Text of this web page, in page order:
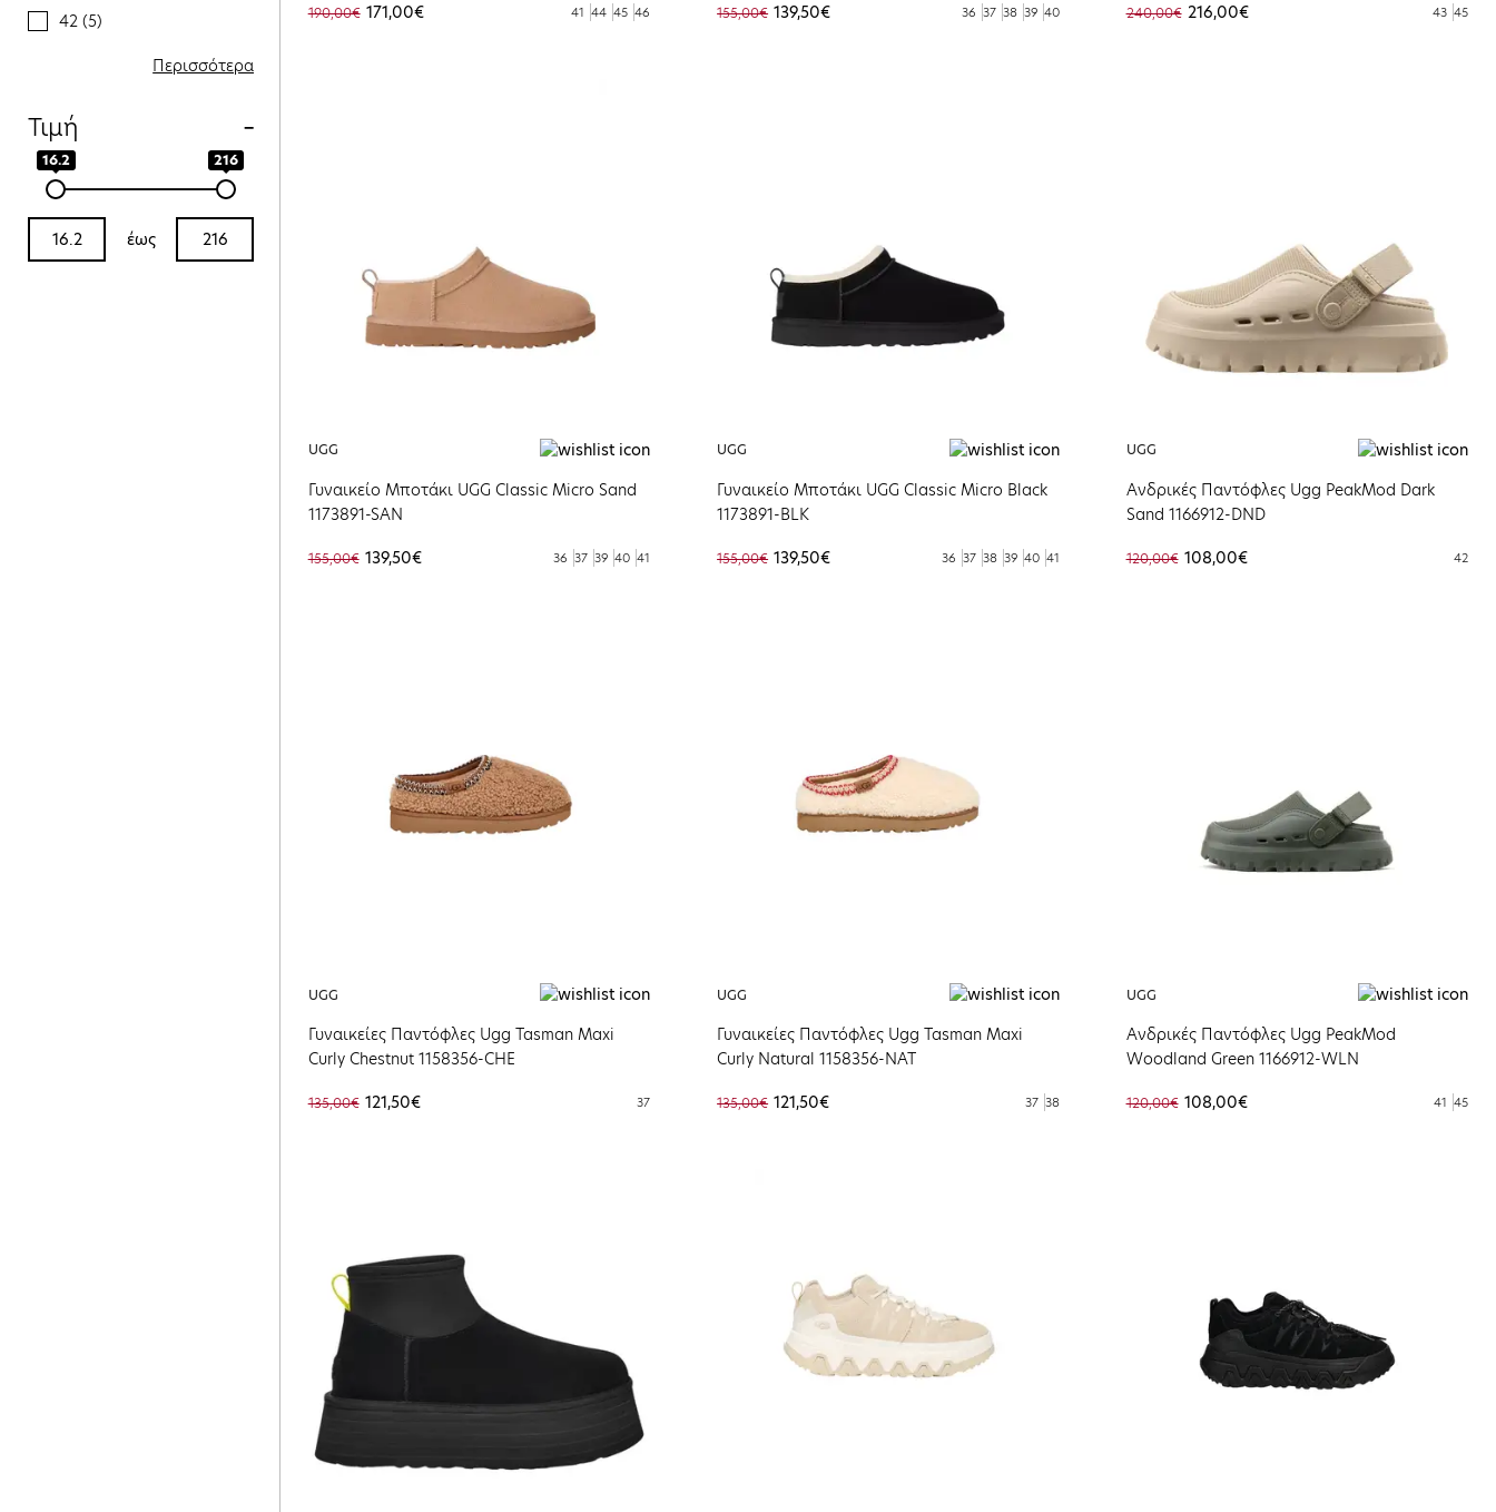
42 (5)
45 (5)
46 (2)
Περισσότερα
Τιμή
16.2 216
έως
190,00€ 171,00€ 41 44 45 46 155,00€ 139,50€ 36 37 38 39 40 240,00€ 216,00€ 43 45
UGG
Γυναικείο Μποτάκι UGG Classic Micro Sand
1173891-SAN
155,00€ 139,50€ 36 37 39 40 41
UGG
Γυναικείο Μποτάκι UGG Classic Micro Black
1173891-BLK
155,00€ 139,50€ 36 37 38 39 40 41
UGG
Ανδρικές Παντόφλες Ugg PeakMod Dark
Sand 1166912-DND
120,00€ 108,00€ 42
UGG
Γυναικείες Παντόφλες Ugg Tasman Maxi
Curly Chestnut 1158356-CHE
135,00€ 121,50€ 37
UGG
Γυναικείες Παντόφλες Ugg Tasman Maxi
Curly Natural 1158356-NAT
135,00€ 121,50€ 37 38
UGG
Ανδρικές Παντόφλες Ugg PeakMod
Woodland Green 1166912-WLN
120,00€ 108,00€ 41 45